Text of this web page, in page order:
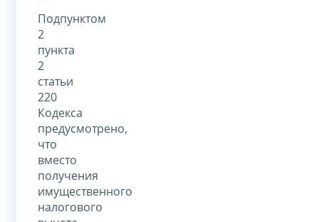
Подпунктом
2
пункта
2
статьи
220
Кодекса
предусмотрено,
что
вместо
получения
имущественного
налогового